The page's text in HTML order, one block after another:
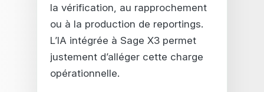
la vérification, au rapprochement
ou à la production de reportings.
L’IA intégrée à Sage X3 permet
justement d’alléger cette charge
opérationnelle.